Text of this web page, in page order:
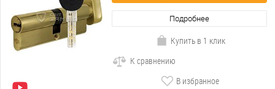
Подробнее
Купить в 1 клик
К сравнению
В избранное